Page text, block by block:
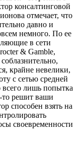
консалтинговой
отмечает, что
давно и
немного. По ее
в сети
& Gamble,
крайне невелики,
с сетью средней
всего лишь попытка
то решит ваши
способен взять на
своевременности